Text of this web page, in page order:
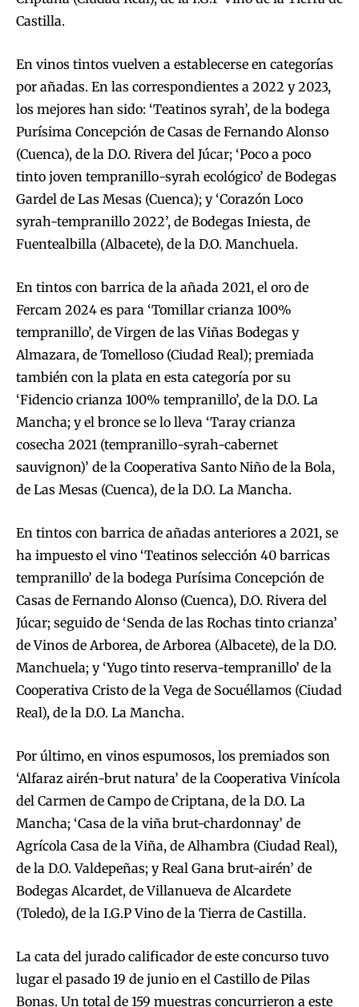
Castilla.
En vinos tintos vuelven a establecerse en categorías
por añadas. En las correspondientes a 2022 y 2023,
los mejores han sido: ‘Teatinos syrah’, de la bodega
Purísima Concepción de Casas de Fernando Alonso
(Cuenca), de la D.O. Rivera del Júcar; ‘Poco a poco
tinto joven tempranillo-syrah ecológico’ de Bodegas
Gardel de Las Mesas (Cuenca); y ‘Corazón Loco
syrah-tempranillo 2022’, de Bodegas Iniesta, de
Fuentealbilla (Albacete), de la D.O. Manchuela.
En tintos con barrica de la añada 2021, el oro de
Fercam 2024 es para ‘Tomillar crianza 100%
tempranillo’, de Virgen de las Viñas Bodegas y
Almazara, de Tomelloso (Ciudad Real); premiada
también con la plata en esta categoría por su
‘Fidencio crianza 100% tempranillo’, de la D.O. La
Mancha; y el bronce se lo lleva ‘Taray crianza
cosecha 2021 (tempranillo-syrah-cabernet
sauvignon)’ de la Cooperativa Santo Niño de la Bola,
de Las Mesas (Cuenca), de la D.O. La Mancha.
En tintos con barrica de añadas anteriores a 2021, se
ha impuesto el vino ‘Teatinos selección 40 barricas
tempranillo’ de la bodega Purísima Concepción de
Casas de Fernando Alonso (Cuenca), D.O. Rivera del
Júcar; seguido de ‘Senda de las Rochas tinto crianza’
de Vinos de Arborea, de Arborea (Albacete), de la D.O.
Manchuela; y ‘Yugo tinto reserva-tempranillo’ de la
Cooperativa Cristo de la Vega de Socuéllamos (Ciudad
Real), de la D.O. La Mancha.
Por último, en vinos espumosos, los premiados son
‘Alfaraz airén-brut natura’ de la Cooperativa Vinícola
del Carmen de Campo de Criptana, de la D.O. La
Mancha; ‘Casa de la viña brut-chardonnay’ de
Agrícola Casa de la Viña, de Alhambra (Ciudad Real),
de la D.O. Valdepeñas; y Real Gana brut-airén’ de
Bodegas Alcardet, de Villanueva de Alcardete
(Toledo), de la I.G.P Vino de la Tierra de Castilla.
La cata del jurado calificador de este concurso tuvo
lugar el pasado 19 de junio en el Castillo de Pilas
Bonas. Un total de 159 muestras concurrieron a este